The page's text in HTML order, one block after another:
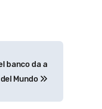
banco da a
Mundo